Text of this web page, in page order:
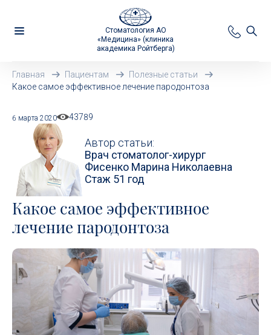
Стоматология АО
«Медицина» (клиника
академика Ройтберга)
Главная Пациентам
Полезные статьи
Какое самое эффективное лечение пародонтоза
6 марта 2020 43789
Автор статьи:
Врач стоматолог-хирург
Фисенко Марина Николаевна
Стаж 51 год
Какое самое эффективное
лечение пародонтоза